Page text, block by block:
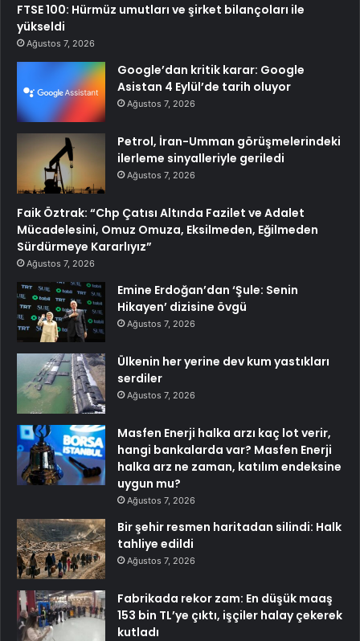
FTSE 100: Hürmüz umutları ve şirket bilançoları ile
yükseldi
Ağustos 7, 2026
Google’dan kritik karar: Google
Asistan 4 Eylül’de tarih oluyor
Ağustos 7, 2026
Petrol, İran-Umman görüşmelerindeki
ilerleme sinyalleriyle geriledi
Ağustos 7, 2026
Faik Öztrak: “Chp Çatısı Altında Fazilet ve Adalet
Mücadelesini, Omuz Omuza, Eksilmeden, Eğilmeden
Sürdürmeye Kararlıyız”
Ağustos 7, 2026
Emine Erdoğan’dan ‘Şule: Senin
Hikayen’ dizisine övgü
Ağustos 7, 2026
Ülkenin her yerine dev kum yastıkları
serdiler
Ağustos 7, 2026
Masfen Enerji halka arzı kaç lot verir,
hangi bankalarda var? Masfen Enerji
halka arz ne zaman, katılım endeksine
uygun mu?
Ağustos 7, 2026
Bir şehir resmen haritadan silindi: Halk
tahliye edildi
Ağustos 7, 2026
Fabrikada rekor zam: En düşük maaş
153 bin TL’ye çıktı, işçiler halay çekerek
kutladı